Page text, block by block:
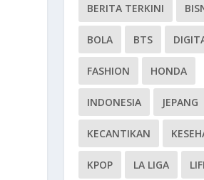
BERITA TERKINI
BOLA BTS
FASHION HONDA
INDONESIA JEPANG
KECANTIKAN
KPOP LA LIGA